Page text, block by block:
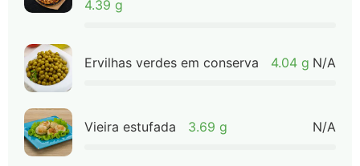
4.39 g
Ervilhas verdes em conserva 4.04 g N/A
Vieira estufada 3.69 g N/A